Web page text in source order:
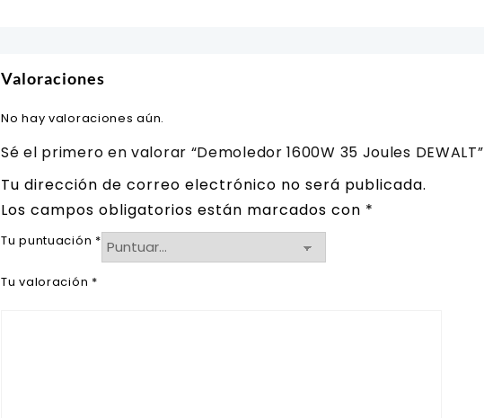
Valoraciones
No hay valoraciones aún.
Sé el primero en valorar “Demoledor 1600W 35 Joules DEWALT”
Tu dirección de correo electrónico no será publicada.
Los campos obligatorios están marcados con *
Tu puntuación *
Tu valoración *